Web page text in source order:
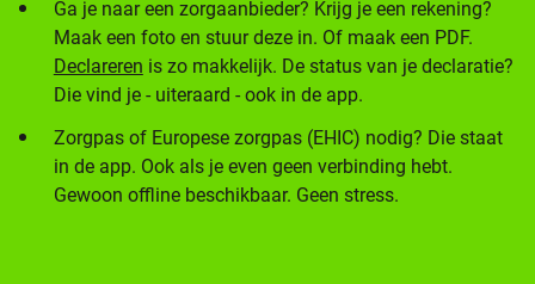
Ga je naar een zorgaanbieder? Krijg je een rekening?
Maak een foto en stuur deze in. Of maak een PDF.
Declareren is zo makkelijk. De status van je declaratie?
Die vind je - uiteraard - ook in de app.
Zorgpas of Europese zorgpas (EHIC) nodig? Die staat
in de app. Ook als je even geen verbinding hebt.
Gewoon offline beschikbaar. Geen stress.